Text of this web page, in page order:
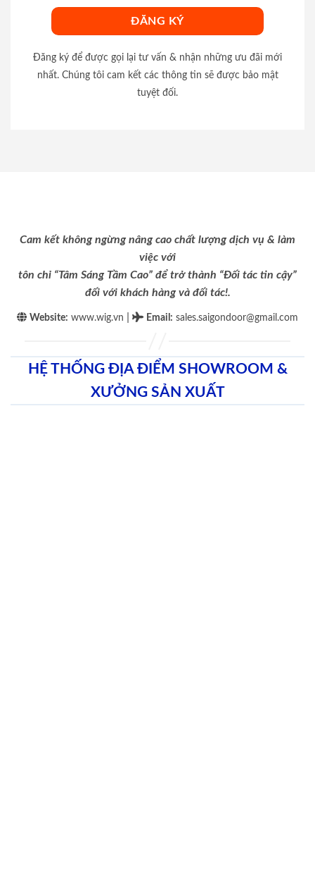
Đăng ký để được gọi lại tư vấn & nhận những ưu đãi mới
nhất. Chúng tôi cam kết các thông tin sẽ được bảo mật
tuyệt đối.
Cam kết không ngừng nâng cao chất lượng dịch vụ & làm
việc với
tôn chỉ “Tâm Sáng Tầm Cao” để trở thành “Đối tác tin cậy”
đối với khách hàng và đối tác!.
Website: www.wig.vn Email : sales.saigondoor@gmail.com
HỆ THỐNG ĐỊA ĐIỂM SHOWROOM &
XƯỞNG SẢN XUẤT